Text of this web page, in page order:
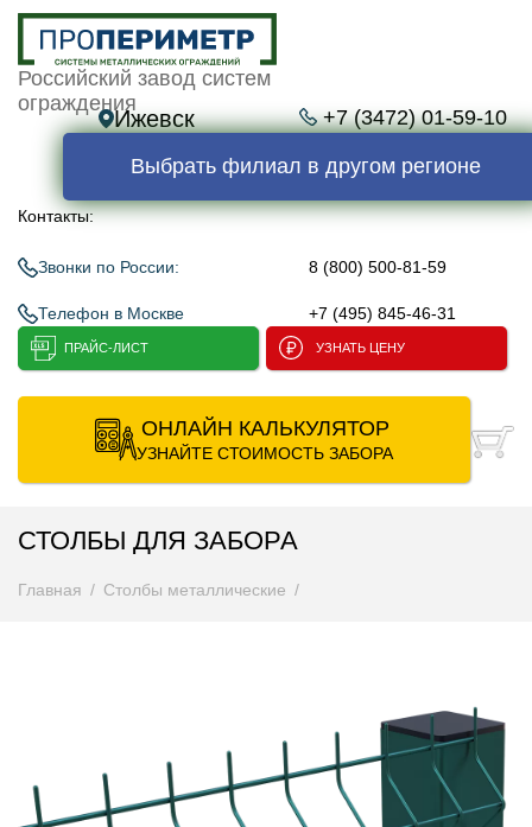
Российский завод систем
ограждения
Ижевск +7 (3472) 01-59-10
Выбрать филиал в другом регионе
Контакты:
Звонки по России: 8 (800) 500-81-59
Телефон в Москве +7 (495) 845-46-31
ПРАЙС-ЛИСТ УЗНАТЬ ЦЕНУ
ОНЛАЙН КАЛЬКУЛЯТОР
УЗНАЙТЕ СТОИМОСТЬ ЗАБОРА
СТОЛБЫ ДЛЯ ЗАБОРА
Главная Столбы металлические